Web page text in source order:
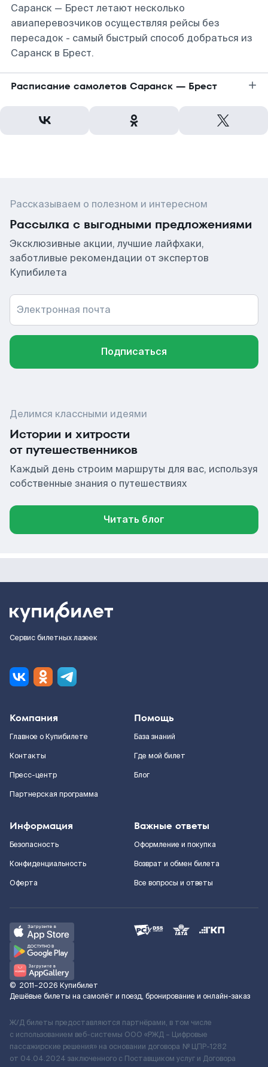
Саранск — Брест летают несколько
авиаперевозчиков осуществляя рейсы без
пересадок - самый быстрый способ добраться из
Саранск в Брест.
Расписание самолетов Саранск — Брест
Рассказываем о полезном и интересном
Рассылка с выгодными предложениями
Эксклюзивные акции, лучшие лайфхаки,
заботливые рекомендации от экспертов
Купибилета
Электронная почта
Подписаться
Делимся классными идеями
Истории и хитрости
от путешественников
Каждый день строим маршруты для вас, используя
собственные знания о путешествиях
Читать блог
Сервис билетных лазеек
Компания
Главное о Купибилете
Контакты
Пресс-центр
Партнерская программа
Помощь
База знаний
Где мой билет
Блог
Информация
Безопасность
Конфиденциальность
Оферта
Важные ответы
Оформление и покупка
Возврат и обмен билета
Все вопросы и ответы
© 2011–2026 Купибилет
Дешёвые билеты на самолёт и поезд, бронирование и онлайн-заказ
Ж/Д билеты предоставляются партнёрами, в том числе
с использованием веб-системы ООО «РЖД – Цифровые
пассажирские решения» на основании договора № ЦПР-1282
от 04.04.2024 заключенного с Поставщиком услуг и Договора